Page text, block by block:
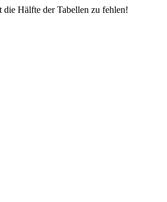
die Hälfte der Tabellen zu fehlen!